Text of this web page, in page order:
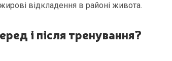
відкладення в районі живота.
і після тренування?